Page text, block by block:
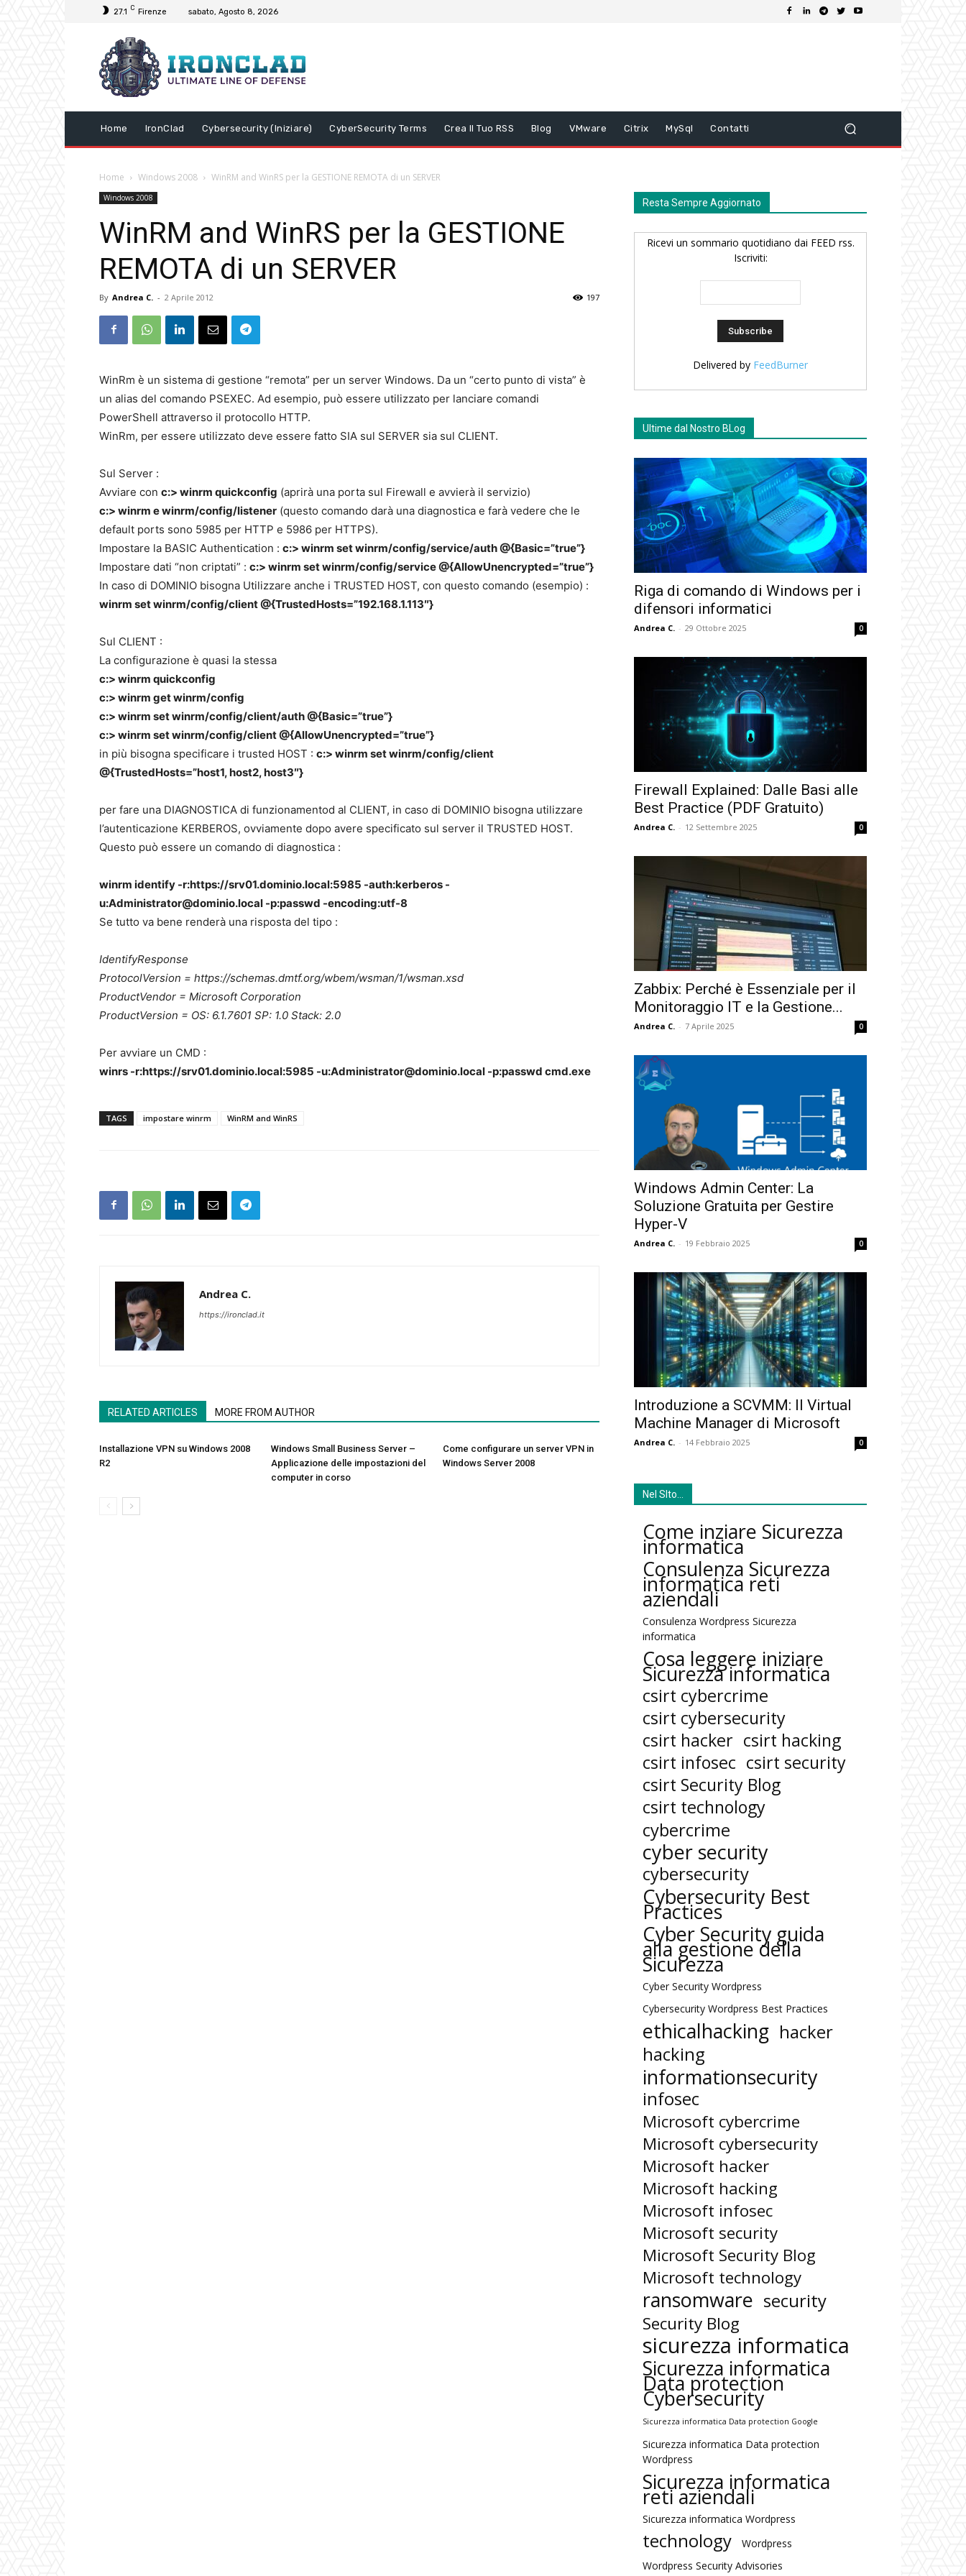
27.1 C Firenze sabato, Agosto 8, 2026
Home IronClad Cybersecurity (Iniziare) CyberSecurity Terms Crea Il Tuo RSS Blog VMware Citrix MySql Contatti
Home Windows 2008 WinRM and WinRS per la GESTIONE REMOTA di un SERVER
Windows 2008
WinRM and WinRS per la GESTIONE
REMOTA di un SERVER
By Andrea C. - 2 Aprile 2012 197
WinRm è un sistema di gestione “remota” per un server Windows. Da un “certo punto di vista” è
un alias del comando PSEXEC. Ad esempio, può essere utilizzato per lanciare comandi
PowerShell attraverso il protocollo HTTP.
WinRm, per essere utilizzato deve essere fatto SIA sul SERVER sia sul CLIENT.
Sul Server :
Avviare con c:> winrm quickconfig (aprirà una porta sul Firewall e avvierà il servizio)
c:> winrm e winrm/config/listener (questo comando darà una diagnostica e farà vedere che le
default ports sono 5985 per HTTP e 5986 per HTTPS).
Impostare la BASIC Authentication : c:> winrm set winrm/config/service/auth @{Basic=”true”}
Impostare dati “non criptati” : c:> winrm set winrm/config/service @{AllowUnencrypted=”true”}
In caso di DOMINIO bisogna Utilizzare anche i TRUSTED HOST, con questo comando (esempio) :
winrm set winrm/config/client @{TrustedHosts=”192.168.1.113″}
Sul CLIENT :
La configurazione è quasi la stessa
c:> winrm quickconfig
c:> winrm get winrm/config
c:> winrm set winrm/config/client/auth @{Basic=”true”}
c:> winrm set winrm/config/client @{AllowUnencrypted=”true”}
in più bisogna specificare i trusted HOST : c:> winrm set winrm/config/client
@{TrustedHosts=”host1, host2, host3″}
per fare una DIAGNOSTICA di funzionamentod al CLIENT, in caso di DOMINIO bisogna utilizzare
l’autenticazione KERBEROS, ovviamente dopo avere specificato sul server il TRUSTED HOST.
Questo può essere un comando di diagnostica :
winrm identify -r:https://srv01.dominio.local:5985 -auth:kerberos -
u:Administrator@dominio.local -p:passwd -encoding:utf-8
Se tutto va bene renderà una risposta del tipo :
IdentifyResponse
ProtocolVersion = https://schemas.dmtf.org/wbem/wsman/1/wsman.xsd
ProductVendor = Microsoft Corporation
ProductVersion = OS: 6.1.7601 SP: 1.0 Stack: 2.0
Per avviare un CMD :
winrs -r:https://srv01.dominio.local:5985 -u:Administrator@dominio.local -p:passwd cmd.exe
TAGS impostare winrm WinRM and WinRS
Andrea C.
https://ironclad.it
RELATED ARTICLES MORE FROM AUTHOR
Installazione VPN su Windows 2008
R2
Windows Small Business Server –
Applicazione delle impostazioni del
computer in corso
Come configurare un server VPN in
Windows Server 2008
Resta Sempre Aggiornato
Ricevi un sommario quotidiano dai FEED rss.
Iscriviti:
Delivered by FeedBurner
Ultime dal Nostro BLog
Riga di comando di Windows per i
difensori informatici
Andrea C. - 29 Ottobre 2025 0
Firewall Explained: Dalle Basi alle
Best Practice (PDF Gratuito)
Andrea C. - 12 Settembre 2025 0
Zabbix: Perché è Essenziale per il
Monitoraggio IT e la Gestione...
Andrea C. - 7 Aprile 2025 0
Windows Admin Center: La
Soluzione Gratuita per Gestire
Hyper-V
Andrea C. - 19 Febbraio 2025 0
Introduzione a SCVMM: Il Virtual
Machine Manager di Microsoft
Andrea C. - 14 Febbraio 2025 0
Nel SIto…
Come inziare Sicurezza
informatica
Consulenza Sicurezza
informatica reti
aziendali
Consulenza Wordpress Sicurezza
informatica
Cosa leggere iniziare
Sicurezza informatica
csirt cybercrime
csirt cybersecurity
csirt hacker csirt hacking
csirt infosec csirt security
csirt Security Blog
csirt technology
cybercrime
cyber security
cybersecurity
Cybersecurity Best
Practices
Cyber Security guida
alla gestione della
Sicurezza
Cyber Security Wordpress
Cybersecurity Wordpress Best Practices
ethicalhacking hacker
hacking
informationsecurity
infosec
Microsoft cybercrime
Microsoft cybersecurity
Microsoft hacker
Microsoft hacking
Microsoft infosec
Microsoft security
Microsoft Security Blog
Microsoft technology
ransomware security
Security Blog
sicurezza informatica
Sicurezza informatica
Data protection
Cybersecurity
Sicurezza informatica Data protection Google
Sicurezza informatica Data protection
Wordpress
Sicurezza informatica
reti aziendali
Sicurezza informatica Wordpress
technology
Wordpress
Wordpress Security Advisories